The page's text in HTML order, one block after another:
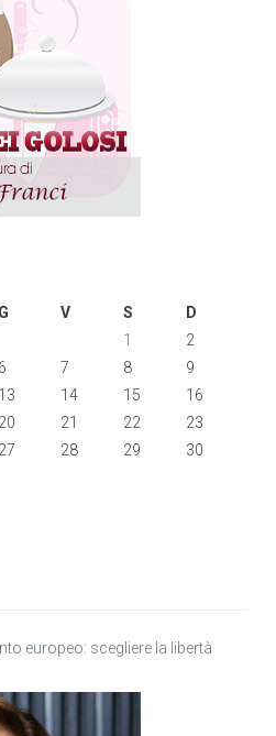
G V S
D
1
2
6 7 8
9
13 14 15
16
20 21 22
23
27 28 29
30
europeo: scegliere la libertà